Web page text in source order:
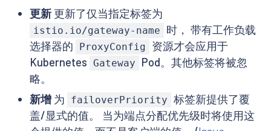
更新更新了仅当指定标签为
istio.io/gateway-name
时， 带有工作负载
选择器的
ProxyConfig
资源才会应用于
Kubernetes Gateway
Pod。其他标签将被忽
略。
新增为 failoverPriority 标签新提供了覆
盖/显式的值。 当为端点分配优先级时将使用这